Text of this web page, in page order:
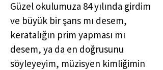
Güzel okulumuza 84 yılında girdim
ve büyük bir şans mı desem,
keratalığın prim yapması mı
desem, ya da en doğrusunu
söyleyeyim, müzisyen kimliğimin